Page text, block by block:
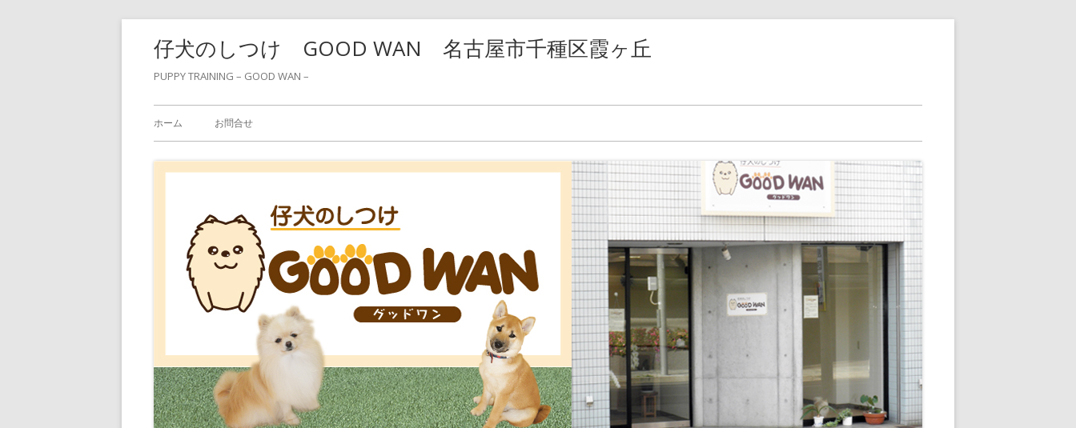
仔犬のしつけ GOOD WAN 名古屋市千種区霞ヶ丘
PUPPY TRAINING – GOOD WAN –
メ
イ
ホーム お問合せ